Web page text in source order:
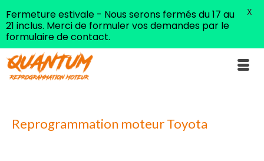
Reprogrammation moteur Toyota
Fermeture estivale - Nous serons fermés du 17 au
21 inclus. Merci de formuler vos demandes par le
formulaire de contact.
X